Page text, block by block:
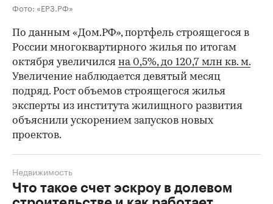
Фото: «ЕРЗ.РФ»
По данным «Дом.РФ», портфель строящегося в
России многоквартирного жилья по итогам
октября увеличился на 0,5%, до 120,7 млн кв. м.
Увеличение наблюдается девятый месяц
подряд. Рост объемов строящегося жилья
эксперты из института жилищного развития
объяснили ускорением запусков новых
проектов.
Что такое счет эскроу в долевом
Недвижимость